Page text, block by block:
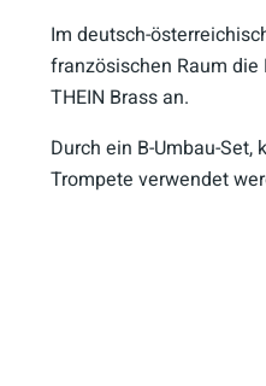
Im deutsch-
französischen Raum
THEIN Brass an.
Durch ein B-Umbau-
Trompete verwendet